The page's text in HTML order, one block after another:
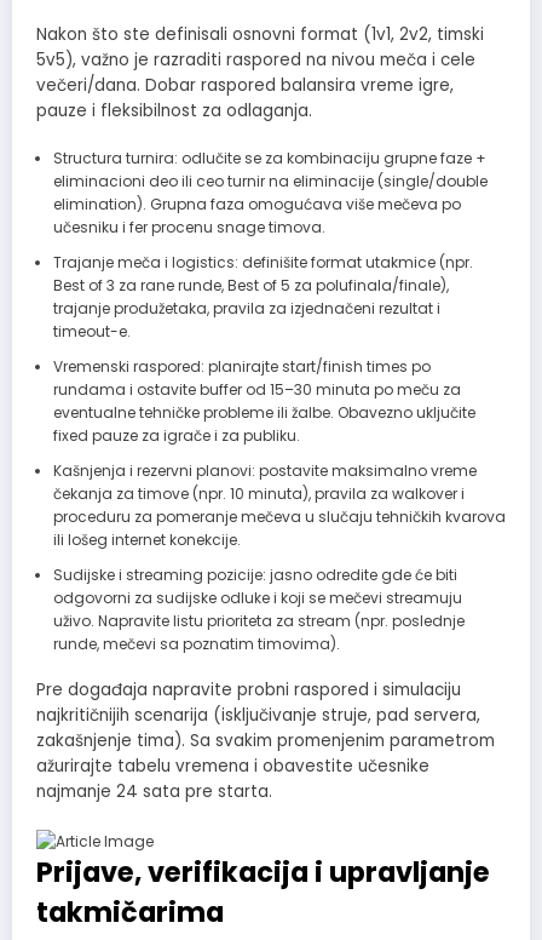
Nakon što ste definisali osnovni format (1v1, 2v2, timski
5v5), važno je razraditi raspored na nivou meča i cele
večeri/dana. Dobar raspored balansira vreme igre,
pauze i fleksibilnost za odlaganja.
Structura turnira: odlučite se za kombinaciju grupne faze +
eliminacioni deo ili ceo turnir na eliminacije (single/double
elimination). Grupna faza omogućava više mečeva po
učesniku i fer procenu snage timova.
Trajanje meča i logistics: definišite format utakmice (npr.
Best of 3 za rane runde, Best of 5 za polufinala/finale),
trajanje produžetaka, pravila za izjednačeni rezultat i
timeout-e.
Vremenski raspored: planirajte start/finish times po
rundama i ostavite buffer od 15–30 minuta po meču za
eventualne tehničke probleme ili žalbe. Obavezno uključite
fixed pauze za igrače i za publiku.
Kašnjenja i rezervni planovi: postavite maksimalno vreme
čekanja za timove (npr. 10 minuta), pravila za walkover i
proceduru za pomeranje mečeva u slučaju tehničkih kvarova
ili lošeg internet konekcije.
Sudijske i streaming pozicije: jasno odredite gde će biti
odgovorni za sudijske odluke i koji se mečevi streamuju
uživo. Napravite listu prioriteta za stream (npr. poslednje
runde, mečevi sa poznatim timovima).
Pre događaja napravite probni raspored i simulaciju
najkritičnijih scenarija (isključivanje struje, pad servera,
zakašnjenje tima). Sa svakim promenjenim parametrom
ažurirajte tabelu vremena i obavestite učesnike
najmanje 24 sata pre starta.
Prijave, verifikacija i upravljanje
takmičarima